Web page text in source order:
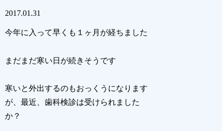
2017.01.31
今年に入って早くも１ヶ月が経ちました
まだまだ寒い日が続きそうです
寒いと外出するのもおっくうになります
が、最近、歯科検診は受けられました
か？